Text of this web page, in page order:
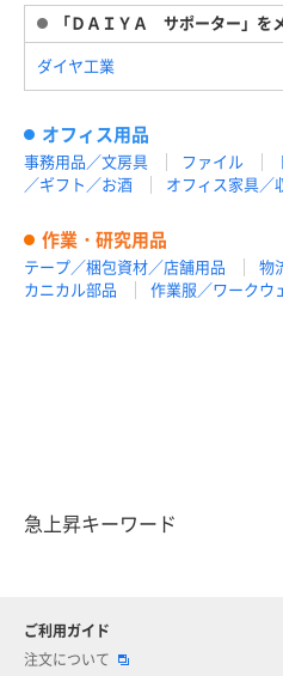
「ＤＡＩＹＡ サポーター」を
ダイヤ工業
オフィス用品
事務用品／文房具 ファイル
／ギフト／お酒
オフィス家具／
作業・研究用品
テープ／梱包資材／店舗用品 物
カニカル部品
作業服／ワークウ
急上昇キーワード
ご利用ガイド
注文について